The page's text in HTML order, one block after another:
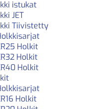
istukat
JET
Tiivistetty
Holkit
Holkit
Holkit
Holkit